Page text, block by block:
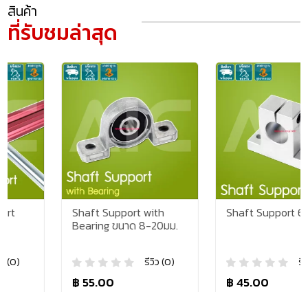
สินค้า
ที่รับชมล่าสุด
Shaft Support with
Bearing ขนาด 8-20มม.
รีวิว (0)
฿ 55.00
Shaft Support 6-25mm
รีวิว (0)
฿ 45.00